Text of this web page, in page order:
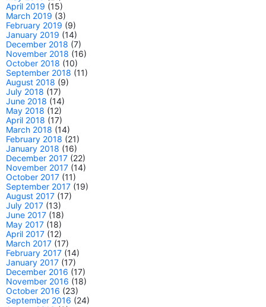
April 2019 (15)
March 2019 (3)
February 2019 (9)
January 2019 (14)
December 2018 (7)
November 2018 (16)
October 2018 (10)
September 2018 (11)
August 2018 (9)
July 2018 (17)
June 2018 (14)
May 2018 (12)
April 2018 (17)
March 2018 (14)
February 2018 (21)
January 2018 (16)
December 2017 (22)
November 2017 (14)
October 2017 (11)
September 2017 (19)
August 2017 (17)
July 2017 (13)
June 2017 (18)
May 2017 (18)
April 2017 (12)
March 2017 (17)
February 2017 (14)
January 2017 (17)
December 2016 (17)
November 2016 (18)
October 2016 (23)
September 2016 (24)